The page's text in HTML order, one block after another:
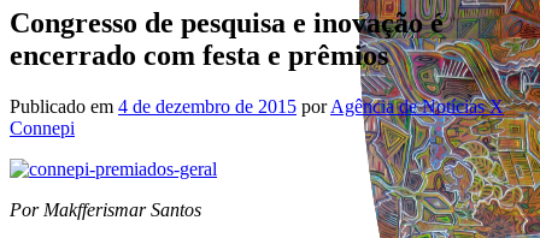
Congresso de pesquisa e inovação é
encerrado com festa e prêmios
Publicado em 4 de dezembro de 2015 porAgência de Notícias X
Connepi
Por Makfferismar Santos